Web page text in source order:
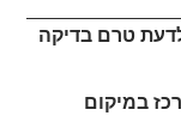
לדעת טרם בדיקה
במיקום